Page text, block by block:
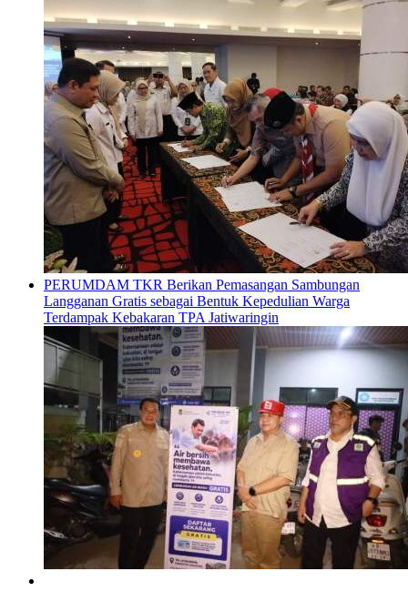
PERUMDAM TKR Berikan Pemasangan Sambungan
Langganan Gratis sebagai Bentuk Kepedulian Warga
Terdampak Kebakaran TPA Jatiwaringin